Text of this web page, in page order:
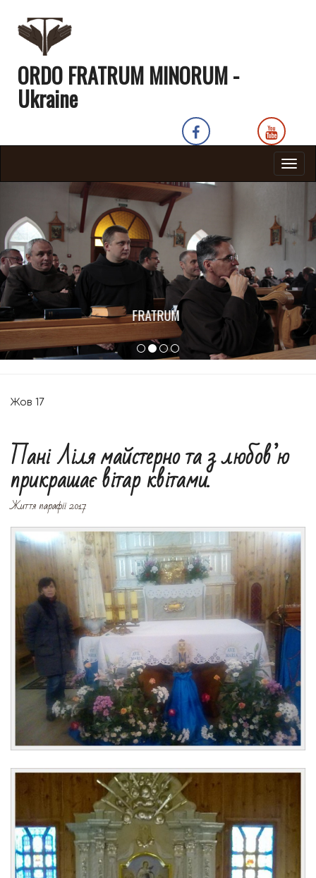
ORDO FRATRUM MINORUM -
Ukraine
FRATRUM
Жов 17
Пані Ліля майстерно та з любов’ю
прикрашає вітар квітами.
Життя парафії 2017